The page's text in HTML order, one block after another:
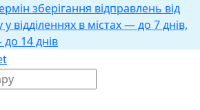
зберігання відправлень від
відділеннях в містах — до 7 днів,
14 днів